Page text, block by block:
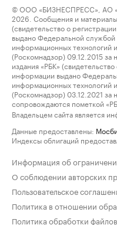
© ООО «БИЗНЕСПРЕСС», АО
2026. Сообщения и
(свидетельство о
выдано Федеральной службой
информационных технологий
(Роскомнадзор) 09.12.2015
издания «РБК»
информации выдано
информационных технологий
(Роскомнадзор) 03.12.2021
сопровождаются пометкой
Владельцем сайта является
Данные предоставлены:
Индексы облигаций
Информация об
О соблюдении авторских
Пользовательское
Политика в отношении
Политика обработки